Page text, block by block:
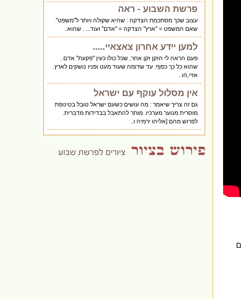
פרשת השבוע - ראה
עצוב שכך מסתכמת הצדקה : שהיא שקולה ויותר ל"משפט"
שאם המשפט = "ארץ" הצדקה = "אדם" ועוד... . שהוא..
למען יידע אחרון צאצאיי.....
פעם הראה לי הזקן זקן אחר, שכל כולו כעין "פקעת" אדם .
שהוא כל כך כפוף. עד שדומה שעוד מעט ופניו נושקים לארץ.
אזיי,הו..
אין מסלול עוקף עם ישראל
גם זה צריך שיאמר : מה עושים כשעם ישראל טובל בטינופת
מוסרית מנוער מערכיו. מותר להתאבל בבדידות מדברית.
לפרוש מהם [אליהו ירמיה ו..